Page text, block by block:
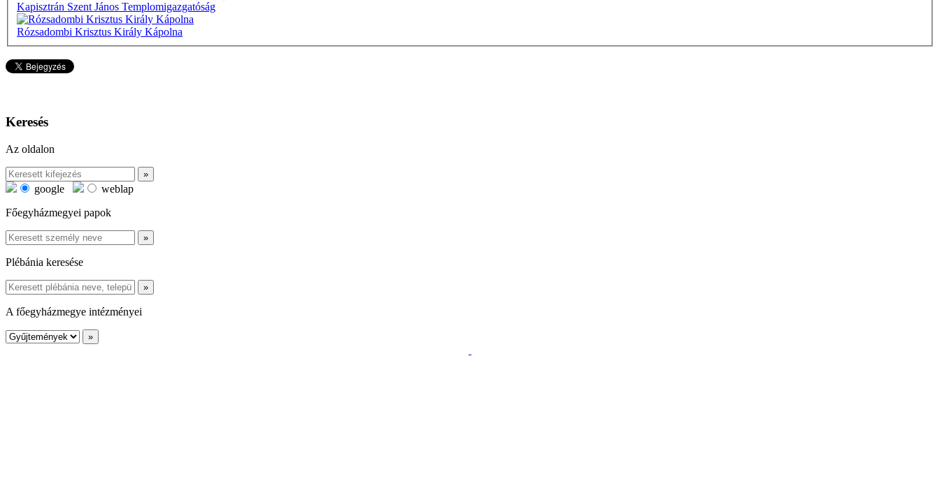
Kapisztrán Szent János Templomigazgatóság
Rózsadombi Krisztus Király Kápolna
Keresés
Az oldalon
google
weblap
Főegyházmegyei papok
Plébánia keresése
A főegyházmegye intézményei